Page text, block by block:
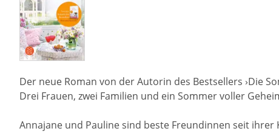
Der neue Roman von der Autorin des Bestsellers ›Die
Drei Frauen, zwei Familien und ein Sommer voller
Annajane und Pauline sind beste Freundinnen seit ihrer